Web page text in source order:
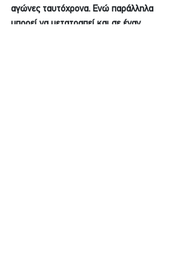
αγώνες ταυτόχρονα. Ενώ παράλληλα
μπορεί να μετατραπεί και σε έναν